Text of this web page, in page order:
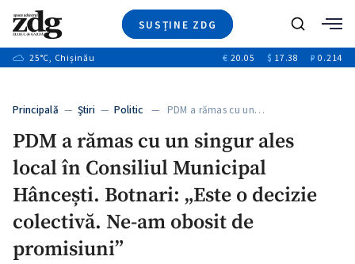
SUSȚINE ZDG
Ştiri
+13
Special
Blog
ZdGust
Caută
25°C, Chișinău € 20.05 $ 17.38 ₽ 0.214
Principală — Ştiri — Politic — PDM a rămas cu un…
PDM a rămas cu un singur ales
local în Consiliul Municipal
Hâncești. Botnari: „Este o decizie
colectivă. Ne-am obosit de
promisiuni”